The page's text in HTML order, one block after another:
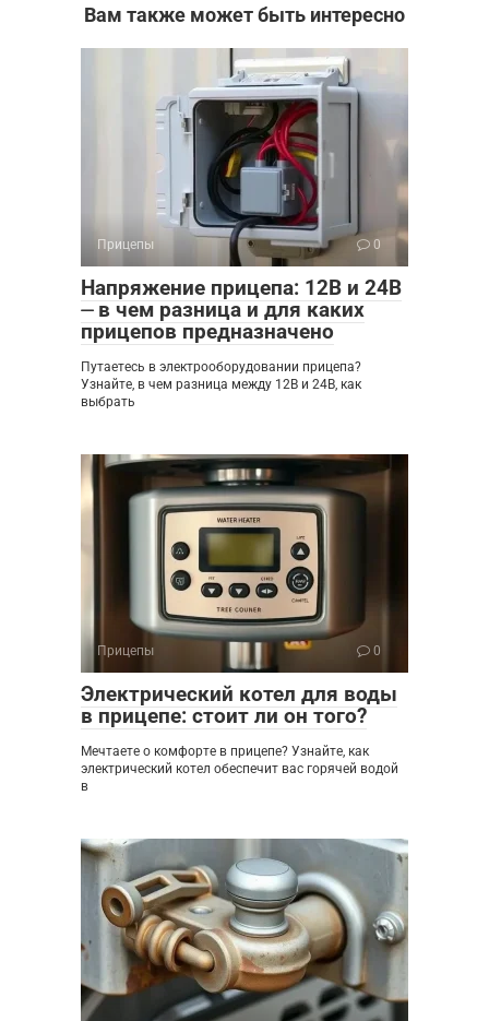
Вам также может быть интересно
Прицепы 0
Напряжение прицепа: 12В и 24В
⏤ в чем разница и для каких
прицепов предназначено
Путаетесь в электрооборудовании прицепа?
Узнайте, в чем разница между 12В и 24В, как
выбрать
Прицепы 0
Электрический котел для воды
в прицепе: стоит ли он того?
Мечтаете о комфорте в прицепе? Узнайте, как
электрический котел обеспечит вас горячей водой
в